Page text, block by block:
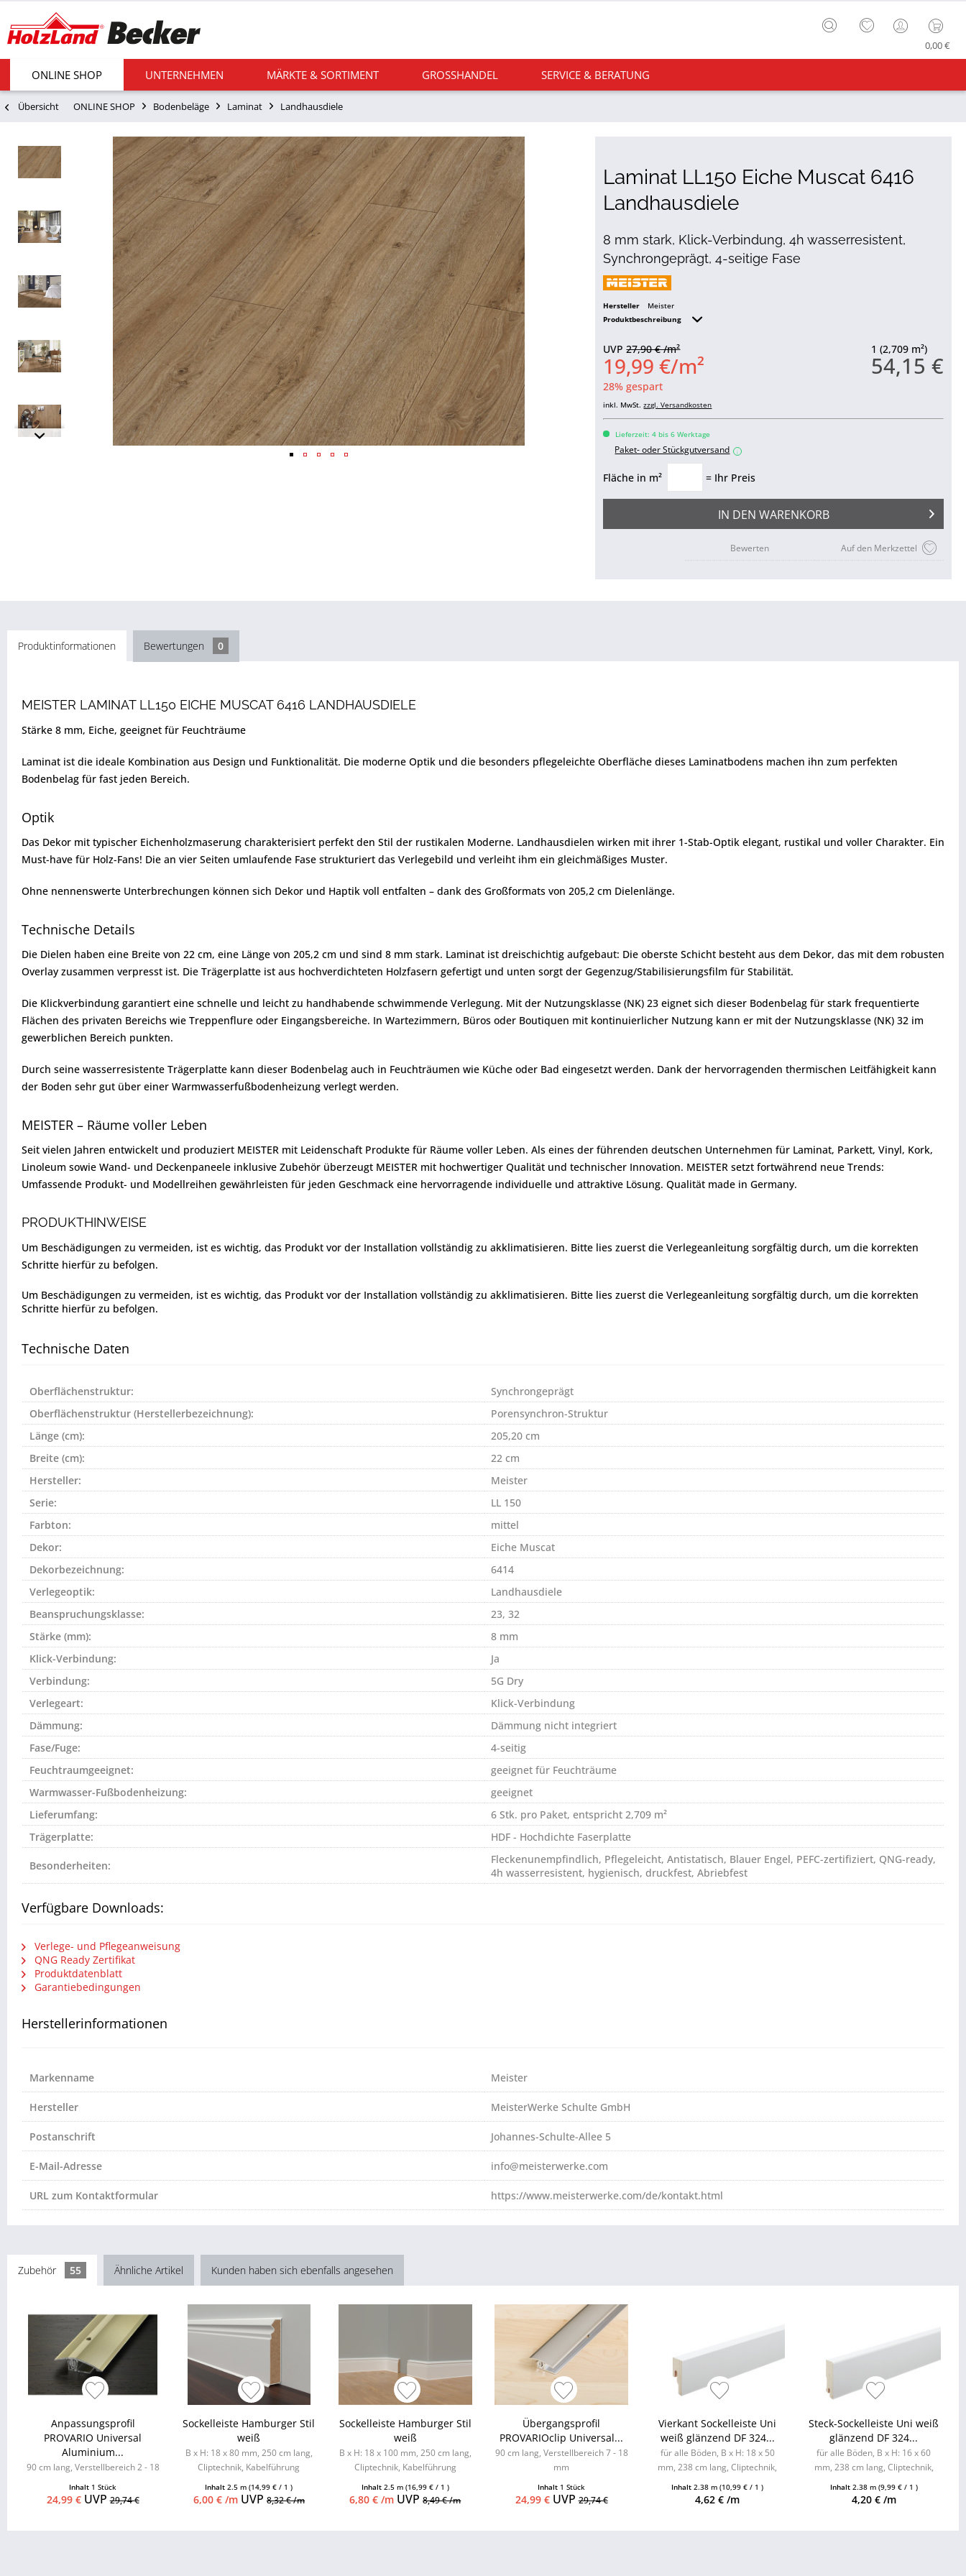
0,00 €
ONLINE SHOP UNTERNEHMEN MÄRKTE & SORTIMENT GROSSHANDEL SERVICE & BERATUNG
Übersicht ONLINE SHOP Bodenbeläge Laminat Landhausdiele
Laminat LL150 Eiche Muscat 6416
Landhausdiele
8 mm stark, Klick-Verbindung, 4h wasserresistent,
Synchrongeprägt, 4-seitige Fase
Hersteller
Meister
Produktbeschreibung
1 (2,709 m²)
54,15 €
UVP27,90 € /m²
19,99 €/m²
28% gespart
inkl. MwSt.zzgl. Versandkosten
Lieferzeit: 4 bis 6 Werktage
Paket- oder Stückgutversand i
Fläche in m² = Ihr Preis
IN DEN WARENKORB
Auf den Merkzettel
Bewerten
Produktinformationen Bewertungen 0
MEISTER LAMINAT LL150 EICHE MUSCAT 6416 LANDHAUSDIELE
Stärke 8 mm, Eiche, geeignet für Feuchträume
Laminat ist die ideale Kombination aus Design und Funktionalität. Die moderne Optik und die besonders pflegeleichte Oberfläche dieses Laminatbodens machen ihn zum perfekten
Bodenbelag für fast jeden Bereich.
Optik
Das Dekor mit typischer Eichenholzmaserung charakterisiert perfekt den Stil der rustikalen Moderne. Landhausdielen wirken mit ihrer 1-Stab-Optik elegant, rustikal und voller Charakter. Ein
Must-have für Holz-Fans! Die an vier Seiten umlaufende Fase strukturiert das Verlegebild und verleiht ihm ein gleichmäßiges Muster.
Ohne nennenswerte Unterbrechungen können sich Dekor und Haptik voll entfalten – dank des Großformats von 205,2 cm Dielenlänge.
Technische Details
Die Dielen haben eine Breite von 22 cm, eine Länge von 205,2 cm und sind 8 mm stark. Laminat ist dreischichtig aufgebaut: Die oberste Schicht besteht aus dem Dekor, das mit dem robusten
Overlay zusammen verpresst ist. Die Trägerplatte ist aus hochverdichteten Holzfasern gefertigt und unten sorgt der Gegenzug/Stabilisierungsfilm für Stabilität.
Die Klickverbindung garantiert eine schnelle und leicht zu handhabende schwimmende Verlegung. Mit der Nutzungsklasse (NK) 23 eignet sich dieser Bodenbelag für stark frequentierte
Flächen des privaten Bereichs wie Treppenflure oder Eingangsbereiche. In Wartezimmern, Büros oder Boutiquen mit kontinuierlicher Nutzung kann er mit der Nutzungsklasse (NK) 32 im
gewerblichen Bereich punkten.
Durch seine wasserresistente Trägerplatte kann dieser Bodenbelag auch in Feuchträumen wie Küche oder Bad eingesetzt werden. Dank der hervorragenden thermischen Leitfähigkeit kann
der Boden sehr gut über einer Warmwasserfußbodenheizung verlegt werden.
MEISTER – Räume voller Leben
Seit vielen Jahren entwickelt und produziert MEISTER mit Leidenschaft Produkte für Räume voller Leben. Als eines der führenden deutschen Unternehmen für Laminat, Parkett, Vinyl, Kork,
Linoleum sowie Wand- und Deckenpaneele inklusive Zubehör überzeugt MEISTER mit hochwertiger Qualität und technischer Innovation. MEISTER setzt fortwährend neue Trends:
Umfassende Produkt- und Modellreihen gewährleisten für jeden Geschmack eine hervorragende individuelle und attraktive Lösung. Qualität made in Germany.
PRODUKTHINWEISE
Um Beschädigungen zu vermeiden, ist es wichtig, das Produkt vor der Installation vollständig zu akklimatisieren. Bitte lies zuerst die Verlegeanleitung sorgfältig durch, um die korrekten
Schritte hierfür zu befolgen.
Um Beschädigungen zu vermeiden, ist es wichtig, das Produkt vor der Installation vollständig zu akklimatisieren. Bitte lies zuerst die Verlegeanleitung sorgfältig durch, um die korrekten
Schritte hierfür zu befolgen.
Technische Daten
Oberflächenstruktur:
Synchrongeprägt
Oberflächenstruktur (Herstellerbezeichnung):
Porensynchron-Struktur
Länge (cm):
205,20 cm
Breite (cm):
22 cm
Hersteller:
Meister
Serie:
LL 150
Farbton:
mittel
Dekor:
Eiche Muscat
Dekorbezeichnung:
6414
Verlegeoptik:
Landhausdiele
Beanspruchungsklasse:
23, 32
Stärke (mm):
8 mm
Klick-Verbindung:
Ja
Verbindung:
5G Dry
Verlegeart:
Klick-Verbindung
Dämmung:
Dämmung nicht integriert
Fase/Fuge:
4-seitig
Feuchtraumgeeignet:
geeignet für Feuchträume
Warmwasser-Fußbodenheizung:
geeignet
Lieferumfang:
6 Stk. pro Paket, entspricht 2,709 m²
Trägerplatte:
HDF - Hochdichte Faserplatte
Besonderheiten:
Fleckenunempfindlich, Pflegeleicht, Antistatisch, Blauer Engel, PEFC-zertifiziert, QNG-ready,
4h wasserresistent, hygienisch, druckfest, Abriebfest
Verfügbare Downloads:
Verlege- und Pflegeanweisung
QNG Ready Zertifikat
Produktdatenblatt
Garantiebedingungen
Herstellerinformationen
Markenname Meister
Hersteller MeisterWerke Schulte GmbH
Postanschrift Johannes-Schulte-Allee 5
E-Mail-Adresse info@meisterwerke.com
URL zum Kontaktformular https://www.meisterwerke.com/de/kontakt.html
Zubehör 55 Ähnliche Artikel Kunden haben sich ebenfalls angesehen
Anpassungsprofil
PROVARIO Universal
Aluminium...
90 cm lang, Verstellbereich 2 - 18
Inhalt 1 Stück
24,99 €UVP29,74 €
Sockelleiste Hamburger Stil
weiß
B x H: 18 x 80 mm, 250 cm lang,
Cliptechnik, Kabelführung
Zubehör...
Inhalt2.5 m(14,99 € / 1 )
6,00 € /mUVP 8,32 € /m
Sockelleiste Hamburger Stil
weiß
B x H: 18 x 100 mm, 250 cm lang,
Cliptechnik, Kabelführung
Zubehör...
Inhalt 2.5 m (16,99 € / 1 )
6,80 € /m UVP8,49 € /m
Übergangsprofil
PROVARIOclip Universal...
90 cm lang, Verstellbereich 7 - 18
mm
Inhalt 1 Stück
24,99 €UVP29,74 €
Vierkant Sockelleiste Uni
weiß glänzend DF 324...
für alle Böden, B x H: 18 x 50
mm, 238 cm lang, Cliptechnik,
erhältlich
Inhalt2.38 m(10,99 € / 1 )
4,62 € /m
Steck-Sockelleiste Uni weiß
glänzend DF 324...
für alle Böden, B x H: 16 x 60
mm, 238 cm lang, Cliptechnik,
erhältlich
Inhalt 2.38 m (9,99 € / 1 )
4,20 € /m